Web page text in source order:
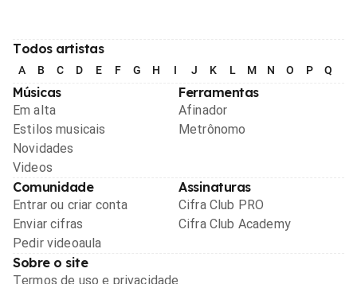
Todos artistas
A B C D E F G H I J K L M N O P Q
Músicas
Em alta
Estilos musicais
Novidades
Videos
Ferramentas
Afinador
Metrônomo
Comunidade
Entrar ou criar conta
Enviar cifras
Pedir videoaula
Assinaturas
Cifra Club PRO
Cifra Club Academy
Sobre o site
Termos de uso e privacidade